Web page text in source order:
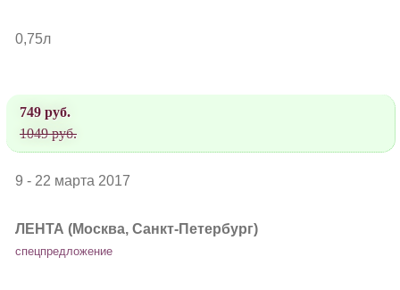
0,75л
749 руб.
1049 руб.
9 - 22 марта 2017
ЛЕНТА (Москва, Санкт-Петербург)
спецпредложение